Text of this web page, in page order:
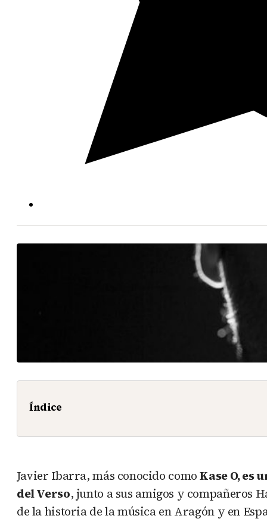
Índice
Javier Ibarra, más conocido comoKase O, es
del Verso, junto a sus amigos y compañeros
de la historia de la música en Aragón y en